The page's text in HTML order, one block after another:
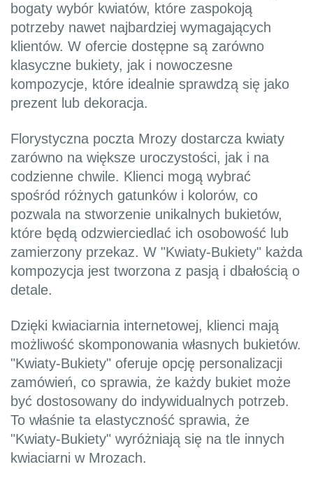
bogaty wybór kwiatów, które zaspokoją
potrzeby nawet najbardziej wymagających
klientów. W ofercie dostępne są zarówno
klasyczne bukiety, jak i nowoczesne
kompozycje, które idealnie sprawdzą się jako
prezent lub dekoracja.
Florystyczna poczta Mrozy dostarcza kwiaty
zarówno na większe uroczystości, jak i na
codzienne chwile. Klienci mogą wybrać
spośród różnych gatunków i kolorów, co
pozwala na stworzenie unikalnych bukietów,
które będą odzwierciedlać ich osobowość lub
zamierzony przekaz. W "Kwiaty-Bukiety" każda
kompozycja jest tworzona z pasją i dbałością o
detale.
Dzięki kwiaciarnia internetowej, klienci mają
możliwość skomponowania własnych bukietów.
"Kwiaty-Bukiety" oferuje opcję personalizacji
zamówień, co sprawia, że każdy bukiet może
być dostosowany do indywidualnych potrzeb.
To właśnie ta elastyczność sprawia, że
"Kwiaty-Bukiety" wyróżniają się na tle innych
kwiaciarni w Mrozach.